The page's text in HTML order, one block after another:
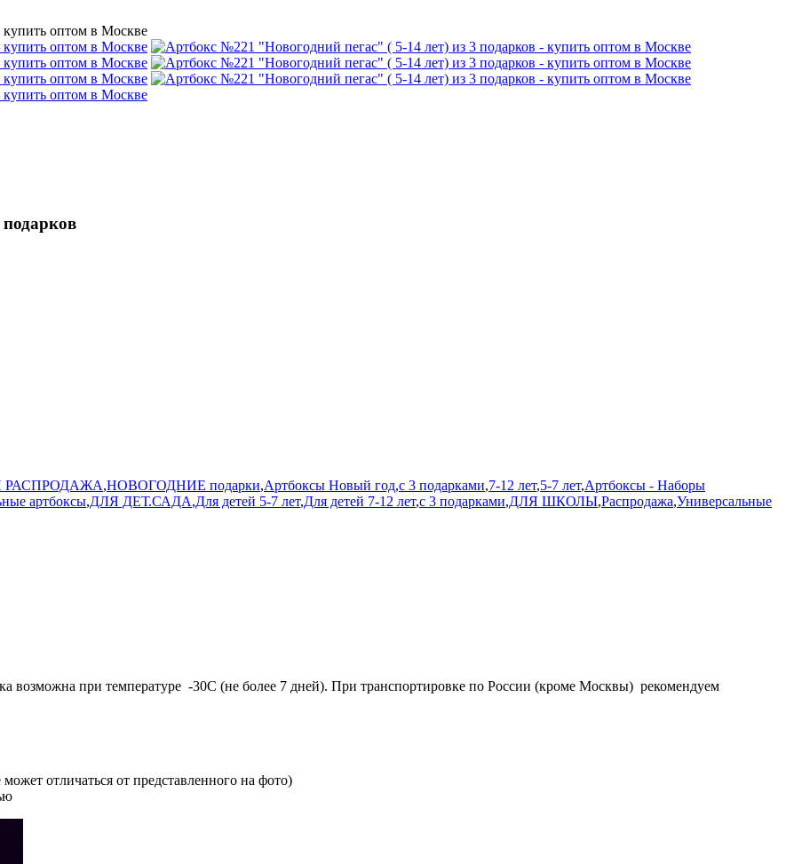
РАСПРОДАЖА,НОВОГОДНИЕ подарки,Артбоксы Новый год,с 3 подарками,7-12 лет,5-7 лет,Артбоксы - Наборы
артбоксы,ДЛЯ ДЕТ.САДА,Для детей 5-7 лет,Для детей 7-12 лет,с 3 подарками,ДЛЯ ШКОЛЫ,Распродажа,Универсальные
возможна при температуре -30С (не более 7 дней). При транспортировке по России (кроме Москвы) рекомендуем
отличаться от представленного на фото)